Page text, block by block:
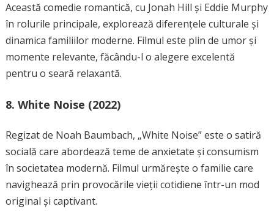
Această comedie romantică, cu Jonah Hill și Eddie Murphy
în rolurile principale, explorează diferențele culturale și
dinamica familiilor moderne. Filmul este plin de umor și
momente relevante, făcându-l o alegere excelentă
pentru o seară relaxantă.
8. White Noise (2022)
Regizat de Noah Baumbach, „White Noise” este o satiră
socială care abordează teme de anxietate și consumism
în societatea modernă. Filmul urmărește o familie care
navighează prin provocările vieții cotidiene într-un mod
original și captivant.